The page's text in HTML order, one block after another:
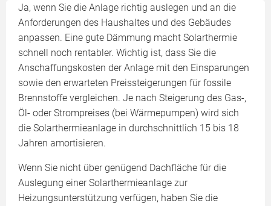
Ja, wenn Sie die Anlage richtig auslegen und an die
Anforderungen des Haushaltes und des Gebäudes
anpassen. Eine gute Dämmung macht Solarthermie
schnell noch rentabler. Wichtig ist, dass Sie die
Anschaffungskosten der Anlage mit den Einsparungen
sowie den erwarteten Preissteigerungen für fossile
Brennstoffe vergleichen. Je nach Steigerung des Gas-,
Öl- oder Strompreises (bei Wärmepumpen) wird sich
die Solarthermieanlage in durchschnittlich 15 bis 18
Jahren amortisieren.
Wenn Sie nicht über genügend Dachfläche für die
Auslegung einer Solarthermieanlage zur
Heizungsunterstützung verfügen, haben Sie die